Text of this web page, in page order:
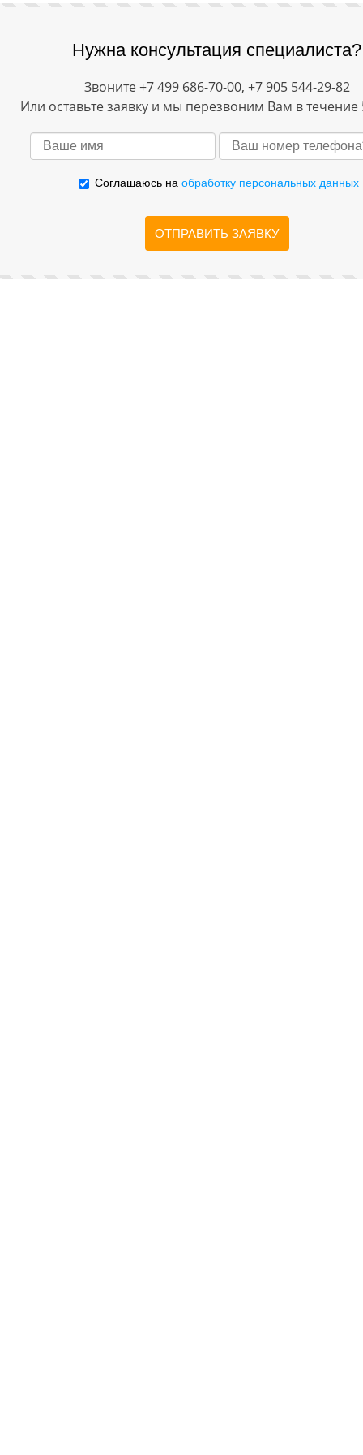
Нужна консультация специалиста?
Звоните +7 499 686-70-00, +7 905 544-29-82
Или оставьте заявку и мы перезвоним Вам в течение
Соглашаюсь на обработку персональных данных
ОТПРАВИТЬ ЗАЯВКУ